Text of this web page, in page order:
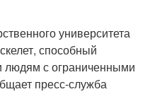
университета
способный
людям с ограниченными
пресс-служба